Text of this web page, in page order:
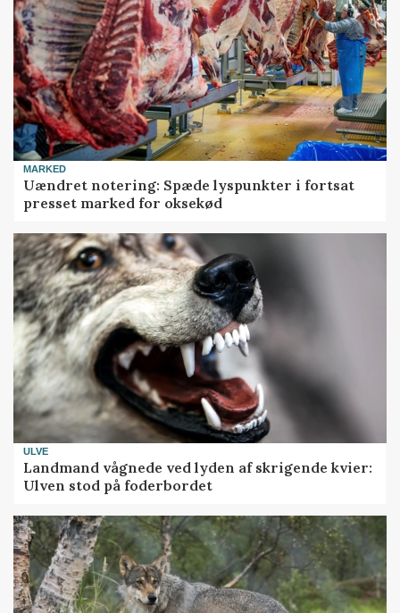
MARKED
Uændret notering: Spæde lyspunkter i fortsat
presset marked for oksekød
ULVE
Landmand vågnede ved lyden af skrigende kvier:
Ulven stod på foderbordet